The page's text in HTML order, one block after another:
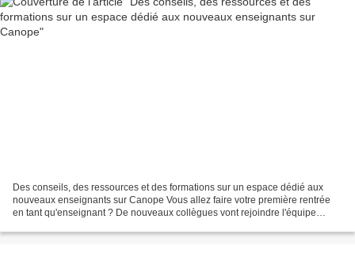
Des conseils, des ressources et des formations sur un espace dédié aux
nouveaux enseignants sur Canope Vous allez faire votre première rentrée
en tant qu'enseignant ? De nouveaux collègues vont rejoindre l'équipe